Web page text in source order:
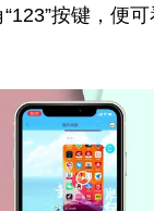
按键，便可